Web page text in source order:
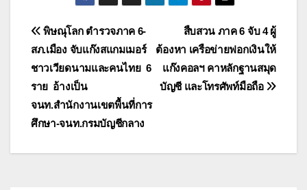
แนะแนว
เรื่อง
สืบสวน ภาค 6 จับ 4 ผู้
ต้องหา เครือข่ายฟอกเงินให้
แก๊งคอลฯ คาหลักฐานสมุด
บัญชี และโทรศัพท์มือถือ
พิษณุโลก ตำรวจภาค 6-
สภ.เมือง จับแก๊งสแกมเมอร์
ชาวเวียดนามและคนไทย 6
ราย อ้างเป็น
จนท.สำนักงานเขตพื้นที่การ
ศึกษา-จนท.กรมบัญชีกลาง